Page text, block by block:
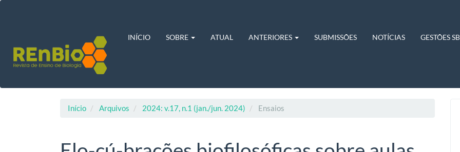
Barra
Lateral
INÍCIO SOBRE ATUAL ANTERIORES SUBMISSÕES NOTÍCIAS GESTÕES
Início Arquivos 2024: v.17, n.1 (jan./jun. 2024) Ensaios